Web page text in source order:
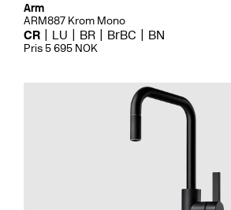
Arm
ARM887 Krom Mono
CR LU BR BrBC BN
Pris 5 695 NOK